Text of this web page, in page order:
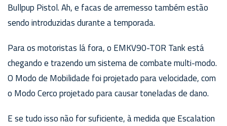
Bullpup Pistol. Ah, e facas de arremesso também estão
sendo introduzidas durante a temporada.
Para os motoristas lá fora, o EMKV90-TOR Tank está
chegando e trazendo um sistema de combate multi-modo.
O Modo de Mobilidade foi projetado para velocidade, com
o Modo Cerco projetado para causar toneladas de dano.
E se tudo isso não for suficiente, à medida que Escalation